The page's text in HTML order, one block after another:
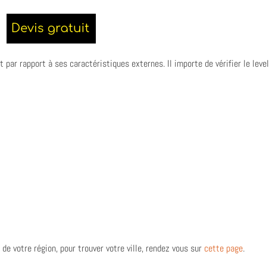
par rapport à ses caractéristiques externes. Il importe de vérifier le level
votre région, pour trouver votre ville, rendez vous sur cette page.